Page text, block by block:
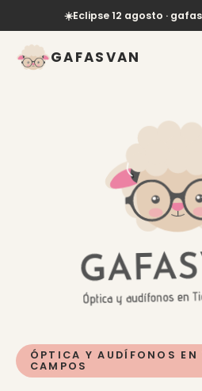
☀️Eclipse 12 agosto ·
GAFASVAN
ÓPTICA Y AUDÍFONOS EN
CAMPOS